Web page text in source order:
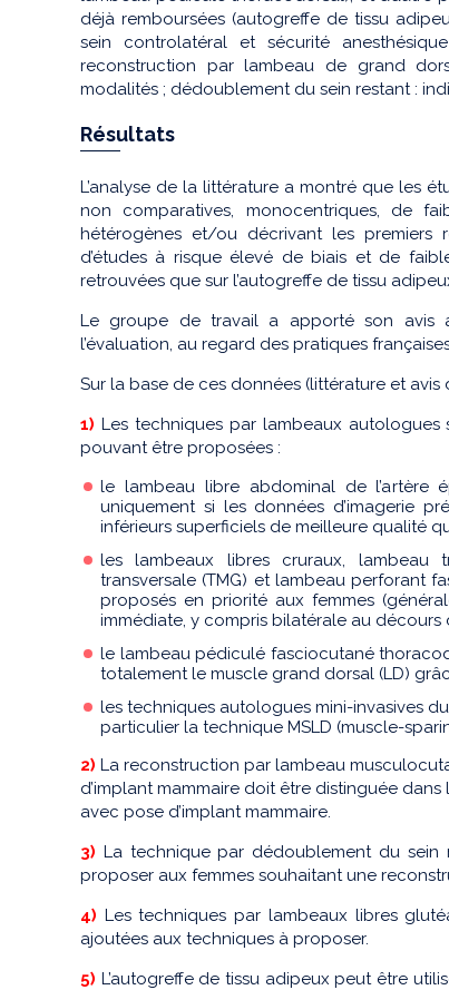
déjà remboursées (autogreffe de tissu
sein controlatéral et sécurité
reconstruction par lambeau de grand
modalités ; dédoublement du sein restant :
Résultats
L’analyse de la littérature a montré que les
non comparatives, monocentriques, de
hétérogènes et/ou décrivant les premiers
d’études à risque élevé de biais et de
retrouvées que sur l’autogreffe de tissu
Le groupe de travail a apporté son avis
l’évaluation, au regard des pratiques
Sur la base de ces données (littérature et avis
1) Les techniques par lambeaux
pouvant être proposées :
le lambeau libre abdominal de l’artère
uniquement si les données d’imagerie
inférieurs superficiels de meilleure qualité
les lambeaux libres cruraux, lambeau
transversale (TMG) et lambeau perforant
proposés en priorité aux femmes
immédiate, y compris bilatérale au décours
le lambeau pédiculé fasciocutané
totalement le muscle grand dorsal (LD)
les techniques autologues mini-invasives
particulier la technique MSLD (muscle-
2) La reconstruction par lambeau
d’implant mammaire doit être distinguée
avec pose d’implant mammaire.
3) La technique par dédoublement du
proposer aux femmes souhaitant une
4) Les techniques par lambeaux libres
ajoutées aux techniques à proposer.
5) L’autogreffe de tissu adipeux peut être